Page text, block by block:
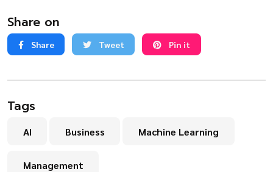
Share on
Share Tweet Pin it
Tags
AI Business Machine Learning
Management